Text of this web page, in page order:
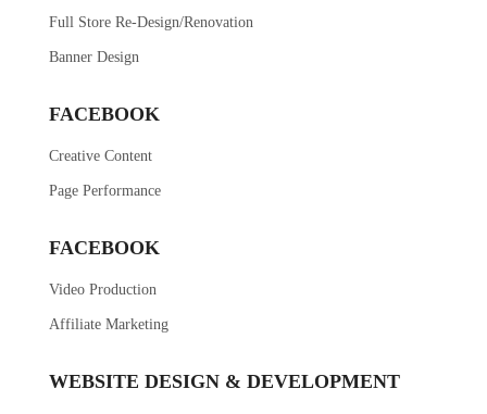
Full Store Re-Design/Renovation
Banner Design
FACEBOOK
Creative Content
Page Performance
FACEBOOK
Video Production
Affiliate Marketing
WEBSITE DESIGN & DEVELOPMENT